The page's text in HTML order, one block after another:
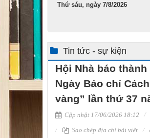
Thứ sáu, ngày 7/8/2026
Tin tức - sự kiện
Hội Nhà báo
Ngày Báo chí
vàng” lần thứ 37
Cập nhật 17/06/2026 18:12
Sao chép địa chỉ bài viết